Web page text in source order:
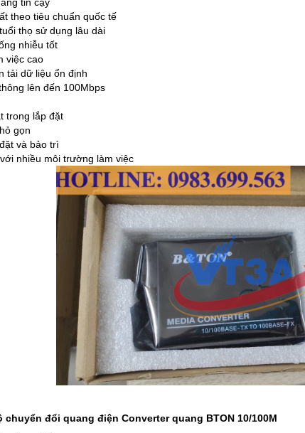
theo tiêu chuẩn quốc tế
thọ sử dụng lâu dài
nhiễu tốt
việc cao
tải dữ liệu ổn định
lên đến 100Mbps
trong lắp đặt
gọn
và bảo trì
nhiều môi trường làm việc
chuyển đổi quang điện Converter quang BTON 10/100M